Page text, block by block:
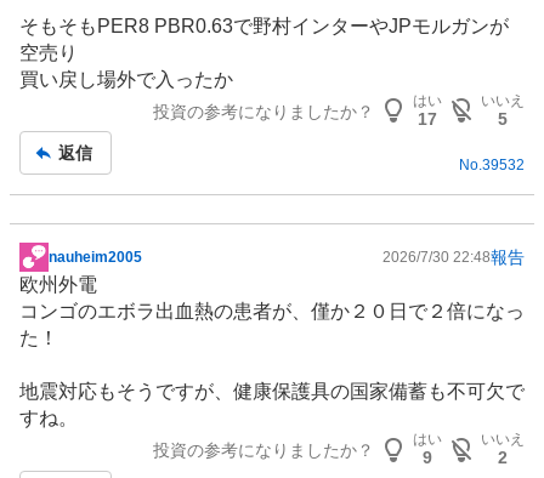
そもそもPER8 PBR0.63で野村インターやJPモルガンが
空売り
買い戻し場外で入ったか
投資の参考になりましたか？
はい
17
いいえ
5
返信
No.39532
掲
示
板
記
nauheim2005 2026/7/30 22:48報告
欧州外電
コンゴのエボラ出血熱の患者が、僅か２０日で２倍になっ
た！
地震対応もそうですが、健康保護具の国家備蓄も不可欠で
すね。
投資の参考になりましたか？
はい
9
いいえ
2